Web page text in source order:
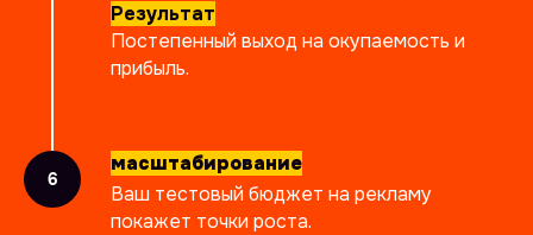
Результат
Постепенный выход на окупаемость и
прибыль.
масштабирование
Ваш тестовый бюджет на рекламу
покажет точки роста.